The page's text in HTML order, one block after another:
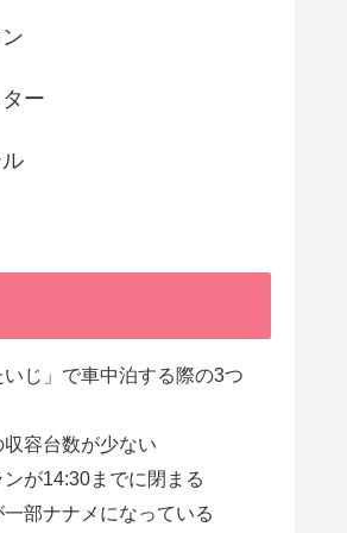
ー
じ」で車中泊する際の3つ
容台数が少ない
ンが14:30までに閉まる
部ナナメになっている